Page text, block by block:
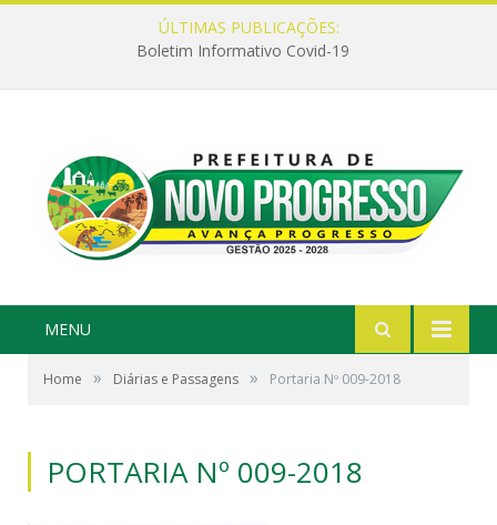
ÚLTIMAS PUBLICAÇÕES:
Boletim Informativo Covid-19
MENU
Home » Diárias e Passagens » Portaria Nº 009-2018
PORTARIA Nº 009-2018